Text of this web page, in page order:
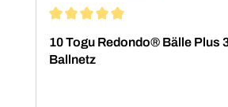
10 Togu Redondo® Bälle Plus
Ballnetz